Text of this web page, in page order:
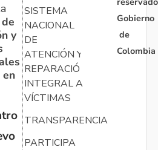
y
en
SISTEMA
NACIONAL
DE
ATENCIÓN Y
REPARACIÓN
INTEGRAL A
VÍCTIMAS
TRANSPARENCIA
PARTICIPA
Gobierno
de
Colombia